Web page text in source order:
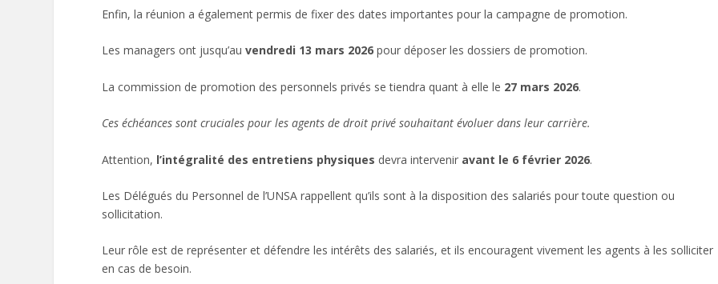
Enfin, la réunion a également permis de fixer des dates importantes pour la campagne de promotion.
Les managers ont jusqu’auvendredi 13 mars 2026 pour déposer les dossiers de promotion.
La commission de promotion des personnels privés se tiendra quant à elle le 27 mars 2026.
Ces échéances sont cruciales pour les agents de droit privé souhaitant évoluer dans leur carrière.
Attention, l’intégralité des entretiens physiques devra intervenir avant le 6 février 2026.
Les Délégués du Personnel de l’UNSA rappellent qu’ils sont à la disposition des salariés pour toute question ou
sollicitation.
Leur rôle est de représenter et défendre les intérêts des salariés, et ils encouragent vivement les agents à les solliciter
en cas de besoin.